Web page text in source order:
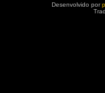
Desenvolvido por